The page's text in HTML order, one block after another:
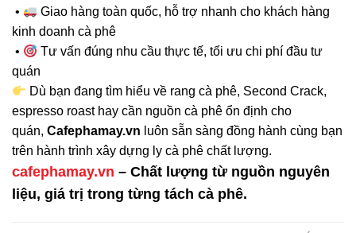
•
Giao hàng toàn quốc, hỗ trợ nhanh cho khách hàng
kinh doanh cà phê
•
Tư vấn đúng nhu cầu thực tế, tối ưu chi phí đầu tư
quán
Dù bạn đang tìm hiểu về rang cà phê, Second Crack,
espresso roast hay cần nguồn cà phê ổn định cho
quán, Cafephamay.vn luôn sẵn sàng đồng hành cùng bạn
trên hành trình xây dựng ly cà phê chất lượng.
cafephamay.vn – Chất lượng từ nguồn nguyên
liệu, giá trị trong từng tách cà phê.